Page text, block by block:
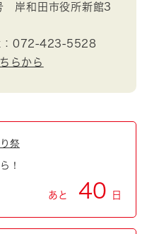
岸和田市役所新館3
：072-423-5528
らから
祭
！
あと 40 日